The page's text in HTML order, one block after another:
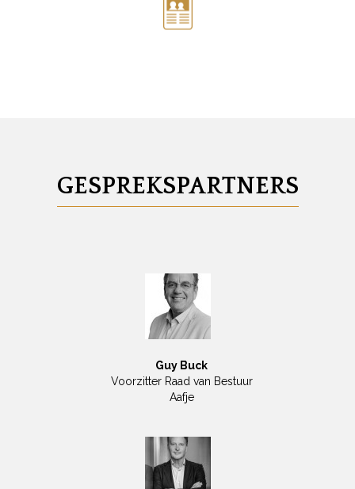
GESPREKSPARTNERS
Guy Buck
Voorzitter Raad van Bestuur
Aafje